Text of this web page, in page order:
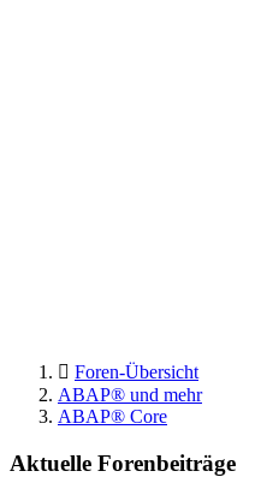
Foren-Übersicht
ABAP® und mehr
ABAP® Core
Aktuelle Forenbeiträge